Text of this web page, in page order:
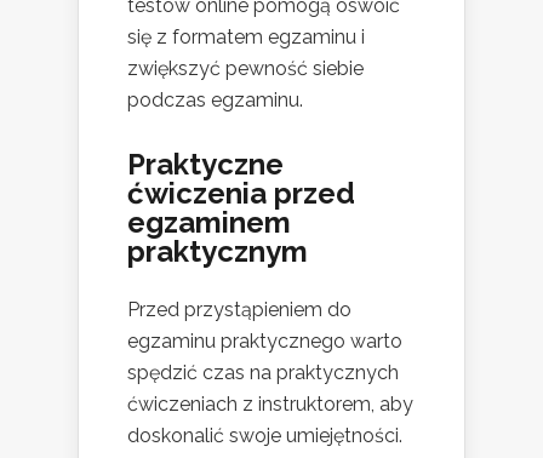
testów online pomogą oswoić
się z formatem egzaminu i
zwiększyć pewność siebie
podczas egzaminu.
Praktyczne
ćwiczenia przed
egzaminem
praktycznym
Przed przystąpieniem do
egzaminu praktycznego warto
spędzić czas na praktycznych
ćwiczeniach z instruktorem, aby
doskonalić swoje umiejętności.